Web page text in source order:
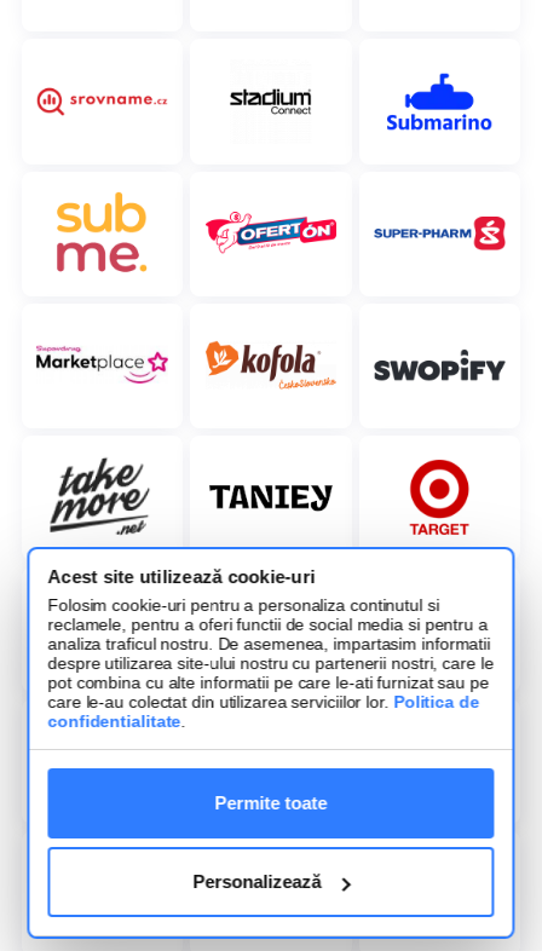
Acest site utilizează cookie-uri
Folosim cookie-uri pentru a personaliza continutul si
reclamele, pentru a oferi functii de social media si pentru a
analiza traficul nostru. De asemenea, impartasim informatii
despre utilizarea site-ului nostru cu partenerii nostri, care le
pot combina cu alte informatii pe care le-ati furnizat sau pe
care le-au colectat din utilizarea serviciilor lor. Politica de
confidentialitate
Permite toate
Personalizează